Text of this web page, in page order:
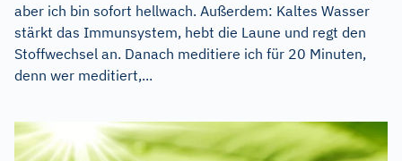
aber ich bin sofort hellwach. Außerdem: Kaltes Wasser
stärkt das Immunsystem, hebt die Laune und regt den
Stoffwechsel an. Danach meditiere ich für 20 Minuten,
denn wer meditiert,...